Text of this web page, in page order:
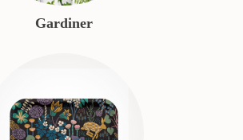
Gardiner